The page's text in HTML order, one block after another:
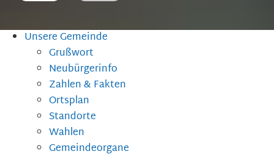
Unsere Gemeinde
Grußwort
Neubürgerinfo
Zahlen & Fakten
Ortsplan
Standorte
Wahlen
Gemeindeorgane